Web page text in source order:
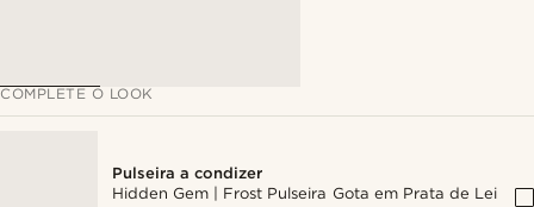
COMPLETE O LOOK
Pulseira a condizer
Hidden Gem | Frost Pulseira Gota em Prata de Lei